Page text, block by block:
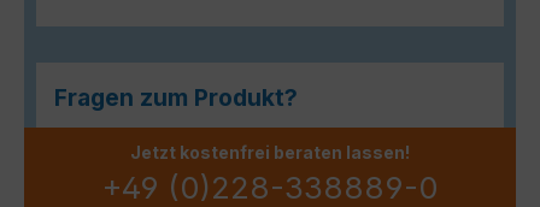
Fragen zum Produkt?
Jetzt kostenfrei beraten lassen!
+49 (0)228-338889-0